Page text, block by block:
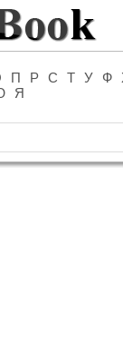
П Р С Т У Ф
Я